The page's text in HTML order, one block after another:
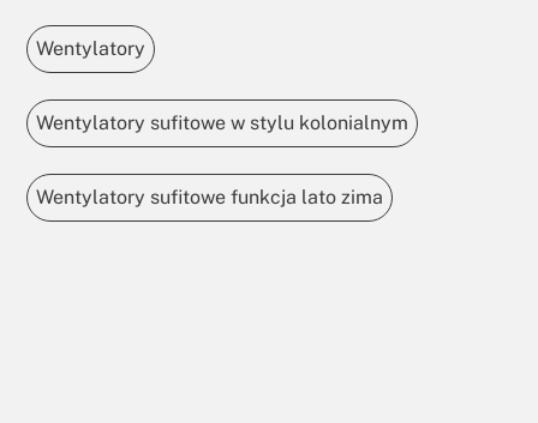
Wentylatory
Wentylatory sufitowe w stylu kolonialnym
Wentylatory sufitowe funkcja lato zima